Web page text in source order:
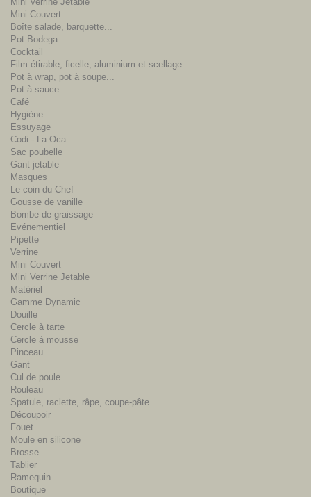
Mini Couvert
Boîte salade, barquette...
Pot Bodega
Cocktail
Film étirable, ficelle, aluminium et scellage
Pot à wrap, pot à soupe...
Pot à sauce
Café
Hygiène
Essuyage
Codi - La Oca
Sac poubelle
Gant jetable
Masques
Le coin du Chef
Gousse de vanille
Bombe de graissage
Evénementiel
Pipette
Verrine
Mini Couvert
Mini Verrine Jetable
Matériel
Gamme Dynamic
Douille
Cercle à tarte
Cercle à mousse
Pinceau
Gant
Cul de poule
Rouleau
Spatule, raclette, râpe, coupe-pâte...
Découpoir
Fouet
Moule en silicone
Brosse
Tablier
Ramequin
Boutique